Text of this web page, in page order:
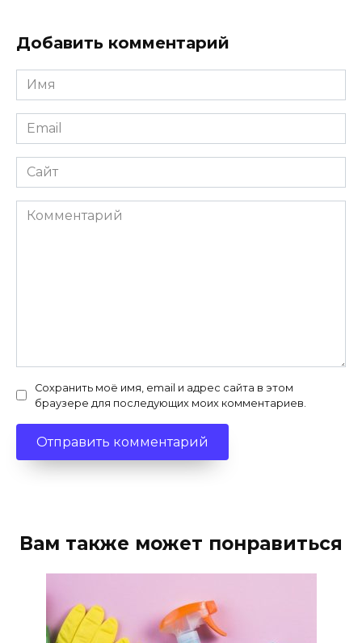
Добавить комментарий
Имя
Email
Сайт
Комментарий
Сохранить моё имя, email и адрес сайта в этом
браузере для последующих моих комментариев.
Вам также может понравиться